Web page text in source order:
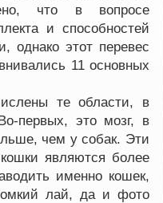
что в вопросе
и способностей
однако этот перевес
11 основных
те области, в
первых, это мозг, в
чем у собак. Эти
являются более
именно кошек,
лай, да и фото